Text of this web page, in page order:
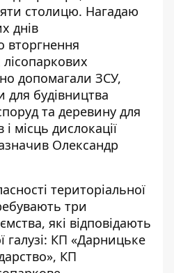
столицю. Нагадаю
днів
вторгнення
допомагали ЗСУ,
для будівництва
та деревину для
і місць дислокації
Олександр
територіальної
три
які відповідають
галузі: КП «Дарницьке
КП